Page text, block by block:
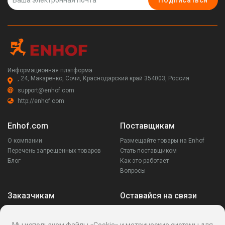
Информационная платформа
, 24, Макаренко, Сочи, Краснодарский край 354003, Россия
support@enhof.com
http://enhof.com
Enhof.com
О компании
Перечень запрещенных товаров
Блог
Поставщикам
Размещайте товары на Enhof
Стать поставщиком
Как это работает
Вопросы
Заказчикам
Ваши запросы
Оставайся на связи